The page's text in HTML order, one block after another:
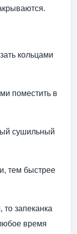
кольцами
поместить в
сушильный
тем быстрее
запеканка
время